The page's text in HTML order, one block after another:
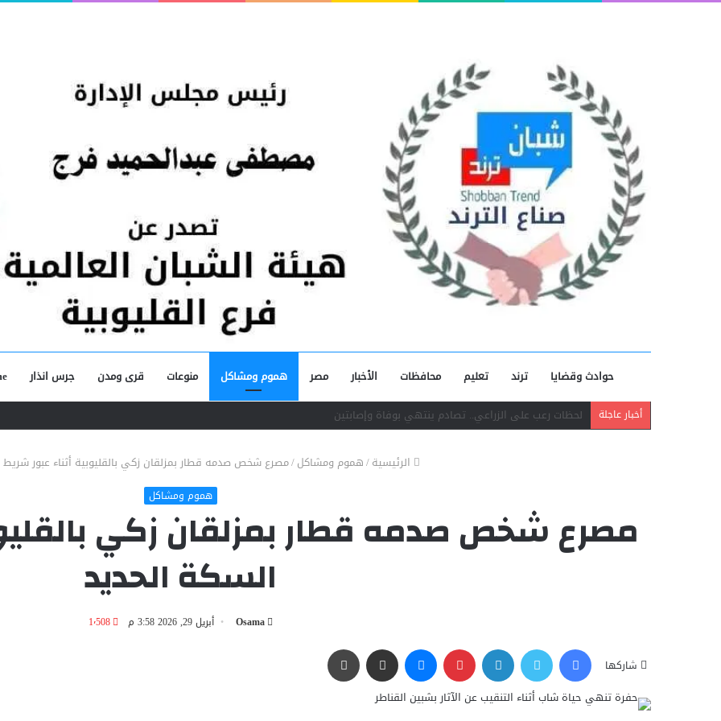
حوادث وقضايا ترند تعليم محافظات الأخبار مصر هموم ومشاكل منوعات قرى ومدن جرس انذار
أخبار عاجلة دافع عن بائعة فدفع حياته ثمنًا.. مصرع شاب برصاص آخر في الخصوص
الرئيسية/هموم ومشاكل/مصرع شخص صدمه قطار بمزلقان زكي بالقليوبية أثناء عبور شريط
هموم ومشاكل
مصرع شخص صدمه قطار بمزلقان زكي
السكة الحديد
Osama أبريل 29, 2026 3:58 م 1٬508
شاركها